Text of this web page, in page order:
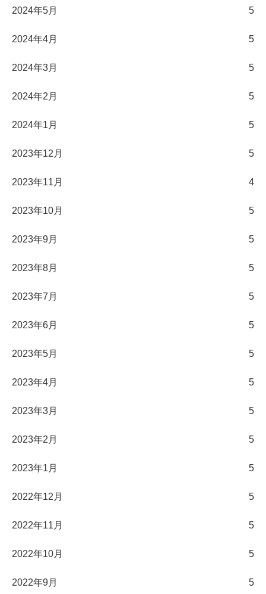
2024年5月 5
2024年4月 5
2024年3月 5
2024年2月 5
2024年1月 5
2023年12月 5
2023年11月 4
2023年10月 5
2023年9月 5
2023年8月 5
2023年7月 5
2023年6月 5
2023年5月 5
2023年4月 5
2023年3月 5
2023年2月 5
2023年1月 5
2022年12月 5
2022年11月 5
2022年10月 5
2022年9月 5